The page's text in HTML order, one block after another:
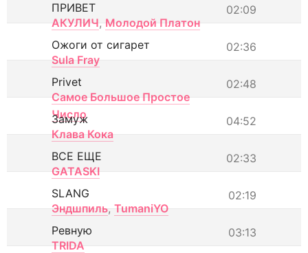
02:09
ПРИВЕТ
АКУЛИЧ, Молодой Платон
02:36
Ожоги от сигарет
Sula Fray
02:48
Privet
Самое Большое Простое
Число
04:52
Замуж
Клава Кока
02:33
ВСЕ ЕЩЕ
GATASKI
02:19
SLANG
Эндшпиль, TumaniYO
03:13
Ревную
TRIDA